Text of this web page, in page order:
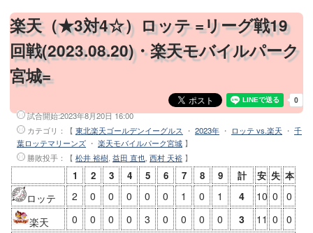
楽天（★3対4☆）ロッテ =リーグ戦19
回戦(2023.08.20)・楽天モバイルパーク
宮城=
試合開始:2023年8月20日 16:00
カテゴリ：【 東北楽天ゴールデンイーグルス ・ 2023年 ・ ロッテ vs.楽天 ・ 千
葉ロッテマリーンズ ・ 楽天モバイルパーク宮城 】
勝敗投手 ：【 松井 裕樹, 益田 直也, 西村 天裕 】
1 2 3 4 5 6 7 8 9 計 安 失 本
ロッテ 2 0 0 0 0 0 1 0 1 4 10 0
0
楽天
0 0 0 0 3 0 0 0 0 3 11 0
0